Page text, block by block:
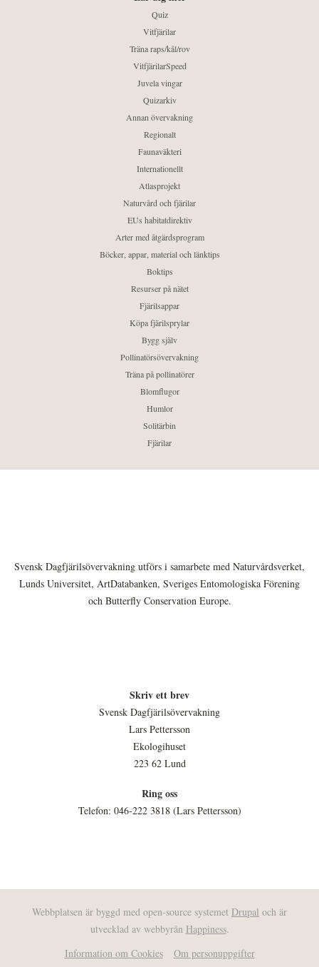
Quiz
Vitfjärilar
Träna raps/kål/rov
VitfjärilarSpeed
Juvela vingar
Quizarkiv
Annan övervakning
Regionalt
Faunaväkteri
Internationellt
Atlasprojekt
Naturvård och fjärilar
EUs habitatdirektiv
Arter med åtgärdsprogram
Böcker, appar, material och länktips
Boktips
Resurser på nätet
Fjärilsappar
Köpa fjärilsprylar
Bygg själv
Pollinatörsövervakning
Träna på pollinatörer
Blomflugor
Humlor
Solitärbin
Fjärilar
Svensk Dagfjärilsövervakning utförs i samarbete med Naturvårdsverket,
Lunds Universitet, ArtDatabanken, Sveriges Entomologiska Förening
och Butterfly Conservation Europe.
Skriv ett brev
Svensk Dagfjärilsövervakning
Lars Pettersson
Ekologihuset
223 62 Lund
Ring oss
Telefon: 046-222 3818 (Lars Pettersson)
Webbplatsen är byggd med open-source systemet Drupal och är
utvecklad av webbyrån Happiness.
Information om Cookies
Om personuppgifter